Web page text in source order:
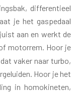
differentieel
je het gaspedaal
aan en werkt de
motorrem. Hoor je
vaker naar turbo,
Hoor je het
in homokineten,